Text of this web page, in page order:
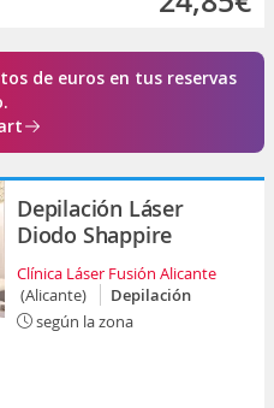
de euros en tus reservas
Depilación Láser
Diodo Shappire
Clínica Láser Fusión Alicante
(Alicante)
Depilación
según la zona